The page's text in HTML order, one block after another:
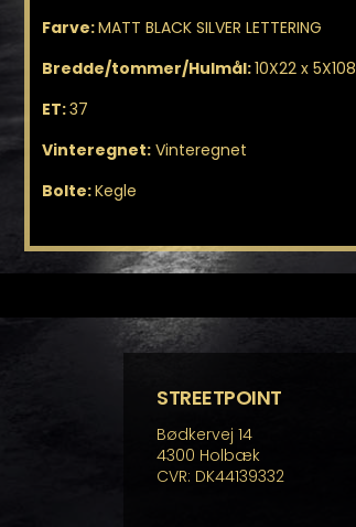
Farve:MATT BLACK SILVER LETTERING
Bredde/tommer/Hulmål:10X22 x 5X108
ET:37
Vinteregnet: Vinteregnet
Bolte:Kegle
STREETPOINT
Bødkervej 14
4300 Holbæk
CVR: DK44139332